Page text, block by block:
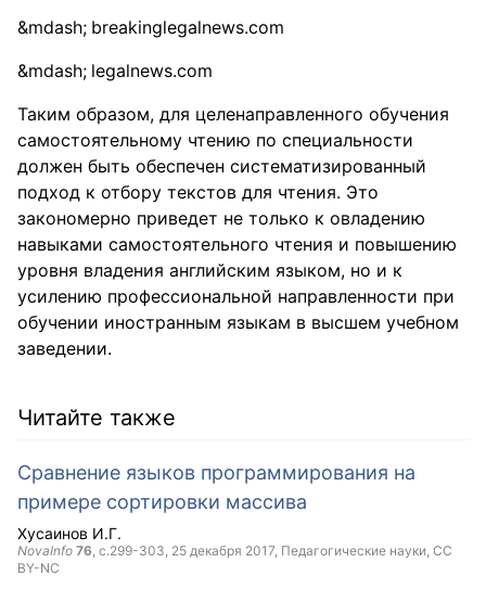
breakinglegalnews.com
legalnews.com
Таким образом, для целенаправленного обучения
самостоятельному чтению по специальности
должен быть обеспечен систематизированный
подход к отбору текстов для чтения. Это
закономерно приведет не только к овладению
навыками самостоятельного чтения и повышению
уровня владения английским языком, но и к
усилению профессиональной направленности при
обучении иностранным языкам в высшем учебном
заведении.
Читайте также
Сравнение языков программирования на
примере сортировки массива
Хусаинов И.Г.
NovaInfo 76, с.299-303, 25 декабря 2017, Педагогические науки, CC
BY-NC